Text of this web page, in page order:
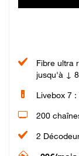
Fibre ultra
jusqu'à ↓
Livebox 7
200
2